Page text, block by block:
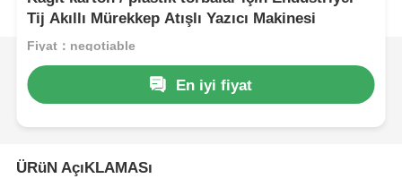
Tij Akıllı Mürekkep Atışlı Yazıcı Makinesi
Fiyat：negotiable
En iyi fiyat
ÜRüN AçıKLAMASı